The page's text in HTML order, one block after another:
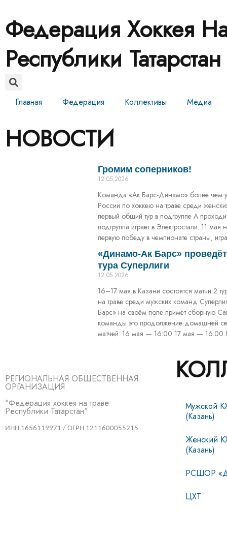
Федерация Хоккея
Республики Татарстан
Главная Федерация Коллективы Медиа
НОВОСТИ
Громим соперников!
12.05.2026
Команда «Ак Барс-Динамо» более чем
России по хоккею на траве среди
первый общий тур в подгруппе А
подгруппа играет в Электростали. 11
первую победу в чемпионате страны,
«Динамо-Ак Барс»
тура Суперлиги
12.05.2026
16–17 мая в Казани состоятся матчи 2
на траве среди мужских команд
Барс» на своём поле примет сборную
команды это продолжение домашней
матчей: 16 мая — 16:00 17 мая — 16:00
РЕГИОНАЛЬНАЯ ОБЩЕСТВЕННАЯ
ОРГАНИЗАЦИЯ
"Федерация хоккея на траве
Республики Татарстан"
ИНН 1656119971 / ОГРН 1211600055215
Мужской
(Казань)
Женский
(Казань)
РСШОР
ЦХТ